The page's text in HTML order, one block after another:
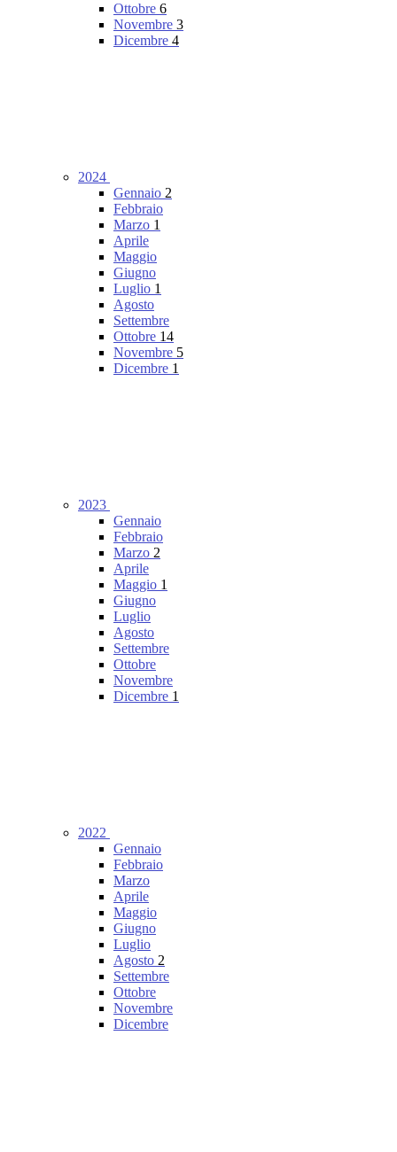
Ottobre 6
Novembre 3
Dicembre 4
2024
Gennaio 2
Febbraio
Marzo 1
Aprile
Maggio
Giugno
Luglio 1
Agosto
Settembre
Ottobre 14
Novembre 5
Dicembre 1
2023
Gennaio
Febbraio
Marzo 2
Aprile
Maggio 1
Giugno
Luglio
Agosto
Settembre
Ottobre
Novembre
Dicembre 1
2022
Gennaio
Febbraio
Marzo
Aprile
Maggio
Giugno
Luglio
Agosto 2
Settembre
Ottobre
Novembre
Dicembre